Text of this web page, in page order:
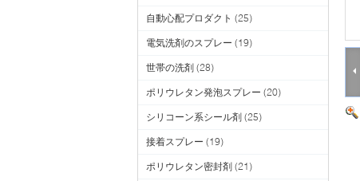
自動心配プロダクト (25)
電気洗剤のスプレー (19)
世帯の洗剤 (28)
ポリウレタン発泡スプレー (20)
シリコーン系シール剤 (25)
接着スプレー (19)
ポリウレタン密封剤 (21)